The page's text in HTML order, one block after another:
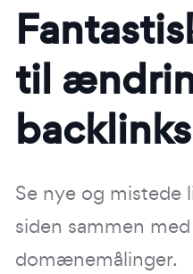
til
backlinks
Se nye og mistede
siden sammen
domænemålinger.